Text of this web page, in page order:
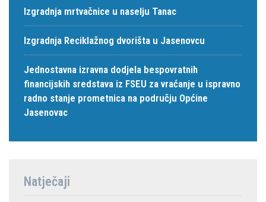
Izgradnja mrtvačnice u naselju Tanac
Izgradnja Reciklažnog dvorišta u Jasenovcu
Jednostavna izravna dodjela bespovratnih
financijskih sredstava iz FSEU za vraćanje u ispravno
radno stanje prometnica na području Općine
Jasenovac
Natječaji